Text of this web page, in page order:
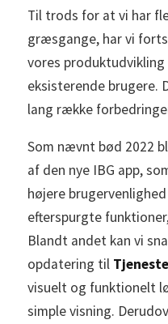
Til trods for at vi har
græsgange, har vi
vores
eksisterende brugere.
lang række
Som nævnt bød 2022
af den nye IBG app,
højere
efterspurgte
Blandt andet kan vi
opdatering til
visuelt og funktionelt
simple visning.